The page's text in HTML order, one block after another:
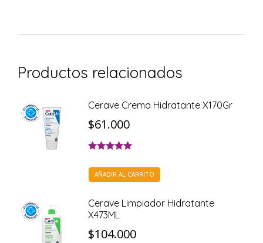
Productos relacionados
Cerave Crema Hidratante X170Gr
$61.000
5.00de 5
AÑADIR AL CARRITO
Cerave Limpiador Hidratante
X473ML
$104.000